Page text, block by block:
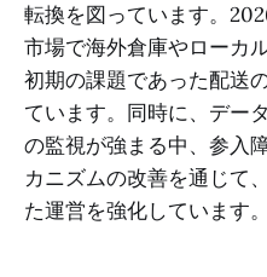
転換を図っています。
市場で海外倉庫やローカ
初期の課題であった配送
ています。同時に、デー
の監視が強まる中、参入
カニズムの改善を通じて
た運営を強化しています。